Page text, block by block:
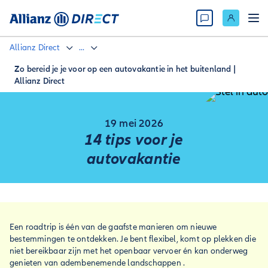
Allianz Direct ...
Zo bereid je je voor op een autovakantie in het buitenland |
Allianz Direct
19 mei 2026
14 tips voor je
autovakantie
Een roadtrip is één van de gaafste manieren om nieuwe
bestemmingen te ontdekken. Je bent flexibel, komt op plekken die
niet bereikbaar zijn met het openbaar vervoer én kan onderweg
genieten van adembenemende landschappen .